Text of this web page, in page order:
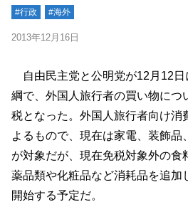
#行政 #海外
2013年12月16日
自由民主党と公明党が12月12日
綱で、外国人旅行者の買い物につ
税となった。外国人旅行者向け消
よるもので、現在は家電、装飾品
が対象だが、現在免税対象外の食
薬品類や化粧品など消耗品を追加
開始する予定だ。